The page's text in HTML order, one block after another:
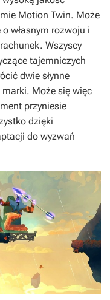
Motion Twin. Może
własnym rozwoju i
Wszyscy
tajemniczych
dwie słynne
Może się więc
przyniesie
dzięki
do wyzwań